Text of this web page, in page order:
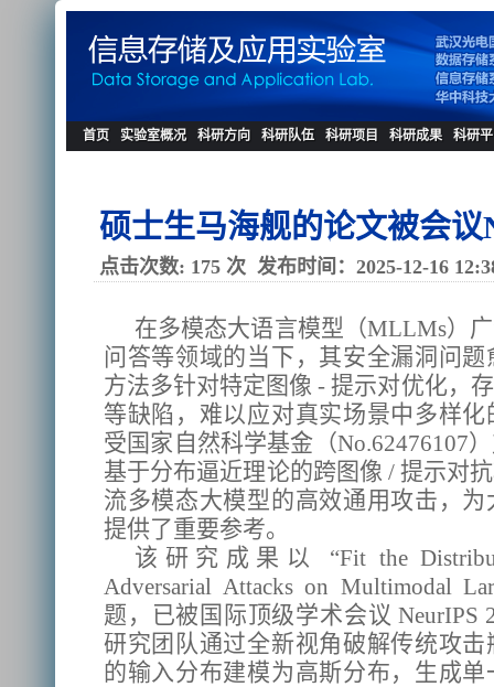
首页 实验室概况 科研方向 科研队伍 科研项目 科研成果 科研
硕士生马海舰的论文被会议
点击次数: 175 次 发布时间：2025-12-16
在多模态大语言模型（MLLMs）
问答等领域的当下，其安全漏洞问
方法多针对特定图像 - 提示对优化，
等缺陷，难以应对真实场景中多样
受国家自然科学基金（No.62476107
基于分布逼近理论的跨图像 / 提示对
流多模态大模型的高效通用攻击，
提供了重要参考。
该研究成果以 “Fit the
Adversarial Attacks on Multimodal
题，已被国际顶级学术会议 NeurIPS
研究团队通过全新视角破解传统攻
的输入分布建模为高斯分布，生成